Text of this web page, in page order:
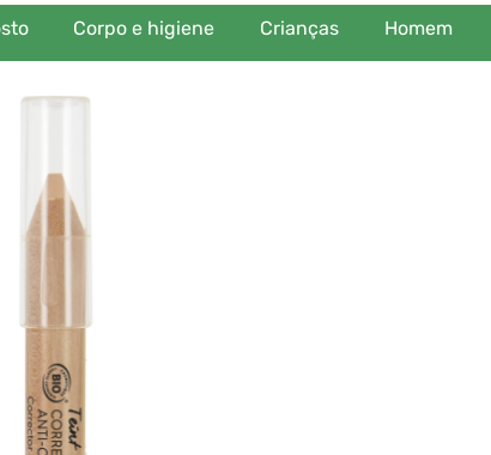
Corpo e higiene Crianças Homem